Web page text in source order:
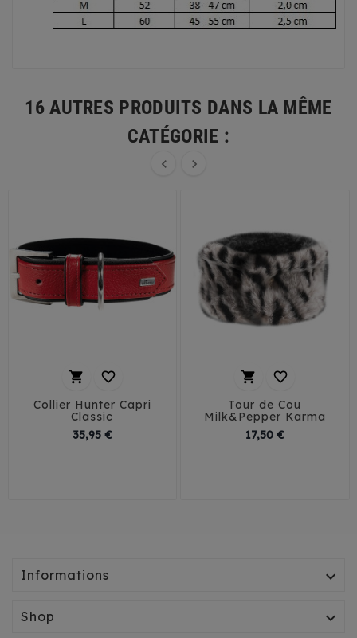
16 AUTRES PRODUITS DANS LA MÊME
CATÉGORIE :
 
 
Collier Hunter Capri
Classic
35,95 €Prix
 
Tour de Cou
Milk&Pepper Karma
17,50 €Prix
Informations 
Shop 